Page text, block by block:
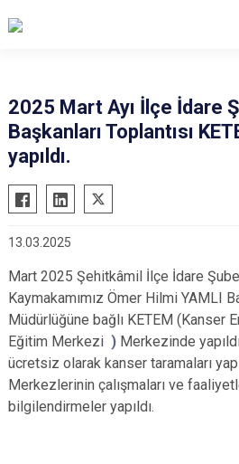
Araban
İslahiye
Karkamış
Oğuzeli
Şahinbey
Şehitkamil
Yavuzeli
2025 Mart Ayı İlçe İdare
Başkanları Toplantısı
yapıldı.
13.03.2025
Mart 2025 Şehitkâmil İlçe İdare Şube
Kaymakamımız Ömer Hilmi YAMLI
Müdürlüğüne bağlı KETEM (Kanser
Eğitim Merkezi ) Merkezinde
ücretsiz olarak kanser taramaları
Merkezlerinin çalışmaları ve
bilgilendirmeler yapıldı.